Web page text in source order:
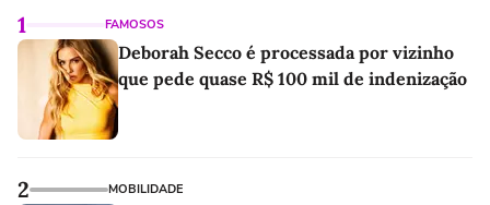
1 FAMOSOS
Deborah Secco é processada por vizinho
que pede quase R$ 100 mil de indenização
2 MOBILIDADE